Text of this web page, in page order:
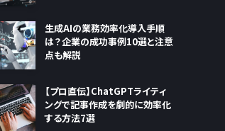
生成AIの業務効率化導入手順
は？企業の成功事例10選と注意
点も解説
【プロ直伝】ChatGPTライティ
ングで記事作成を劇的に効率化
する方法7選